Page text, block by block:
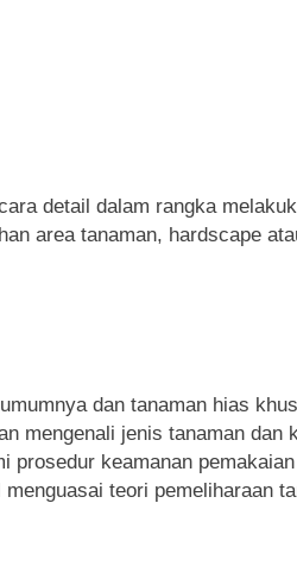
detail dalam rangka
area tanaman, hardscape
dan tanaman hias
mengenali jenis tanaman dan
prosedur keamanan
teori pemeliharaan